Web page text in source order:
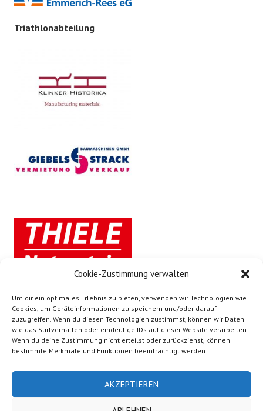
Cookie-Zustimmung verwalten
Um dir ein optimales Erlebnis zu bieten, verwenden wir Technologien wie
Cookies, um Geräteinformationen zu speichern und/oder darauf
zuzugreifen. Wenn du diesen Technologien zustimmst, können wir Daten
wie das Surfverhalten oder eindeutige IDs auf dieser Website verarbeiten.
Wenn du deine Zustimmung nicht erteilst oder zurückziehst, können
bestimmte Merkmale und Funktionen beeinträchtigt werden.
AKZEPTIEREN
Triathlonabteilung